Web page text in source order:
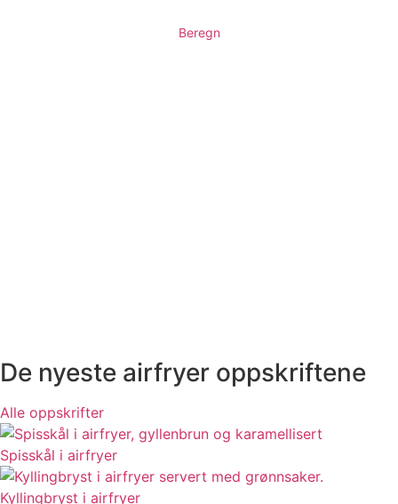
Beregn
De nyeste airfryer oppskriftene
Alle oppskrifter
Spisskål i airfryer
Kyllingbryst i airfryer